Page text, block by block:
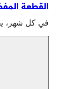
القطعة
في كل شهر،